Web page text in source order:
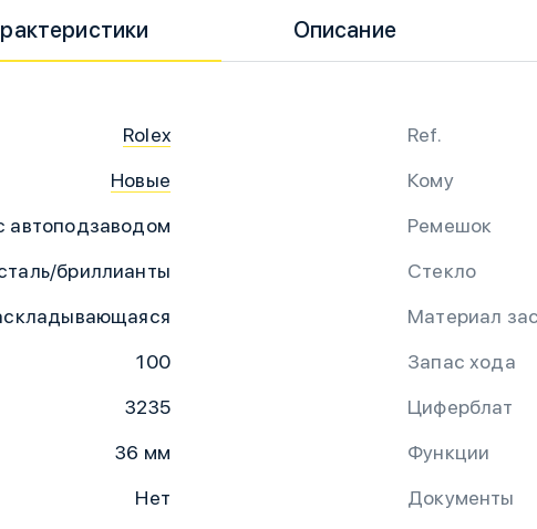
Описание
Rolex
Ref.
Новые
Кому
автоподзаводом
Ремешок
бриллианты
Стекло
Материал
100
Запас хода
3235
Циферблат
36 мм
Функции
Нет
Документы